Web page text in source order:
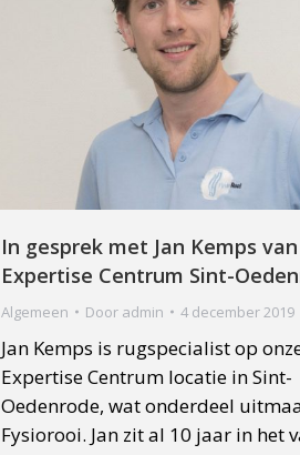
In gesprek met Jan Kemps
Expertise Centrum Sint-
Algemeen Door admin 4 december 2019
Jan Kemps is rugspecialist op
Expertise Centrum locatie in Sint-
Oedenrode, wat onderdeel
Fysiorooi. Jan zit al 10 jaar in het